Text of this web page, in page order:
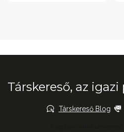
Társkereső, az
Társkereső Blog